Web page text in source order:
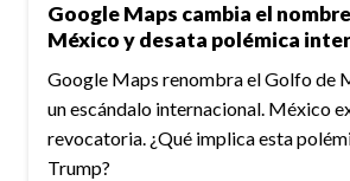
Google Maps cambia el
México y desata polémica
Google Maps renombra el Golfo de
un escándalo internacional. México
revocatoria. ¿Qué implica esta
Trump?